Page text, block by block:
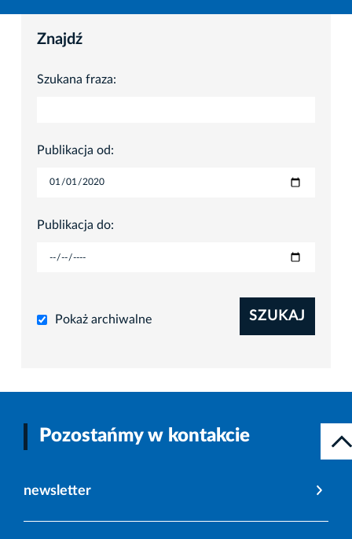
Znajdź
Szukana fraza:
Publikacja od:
Publikacja do:
Pokaż archiwalne SZUKAJ
Pozostańmy w kontakcie
newsletter